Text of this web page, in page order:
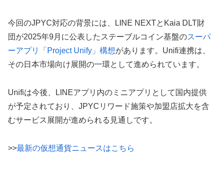
今回のJPYC対応の背景には、LINE NEXTとKaia DLT財
団が2025年9月に公表したステーブルコイン基盤のスーパ
ーアプリ「Project Unify」構想があります。Unifi連携は、
その日本市場向け展開の一環として進められています。
Unifiは今後、LINEアプリ内のミニアプリとして国内提供
が予定されており、JPYCリワード施策や加盟店拡大を含
むサービス展開が進められる見通しです。
>>最新の仮想通貨ニュースはこちら